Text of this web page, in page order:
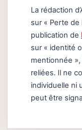
La rédaction
sur « Perte de
publication de
sur « identité
mentionnée
reliées. Il ne
individuelle ni
peut être